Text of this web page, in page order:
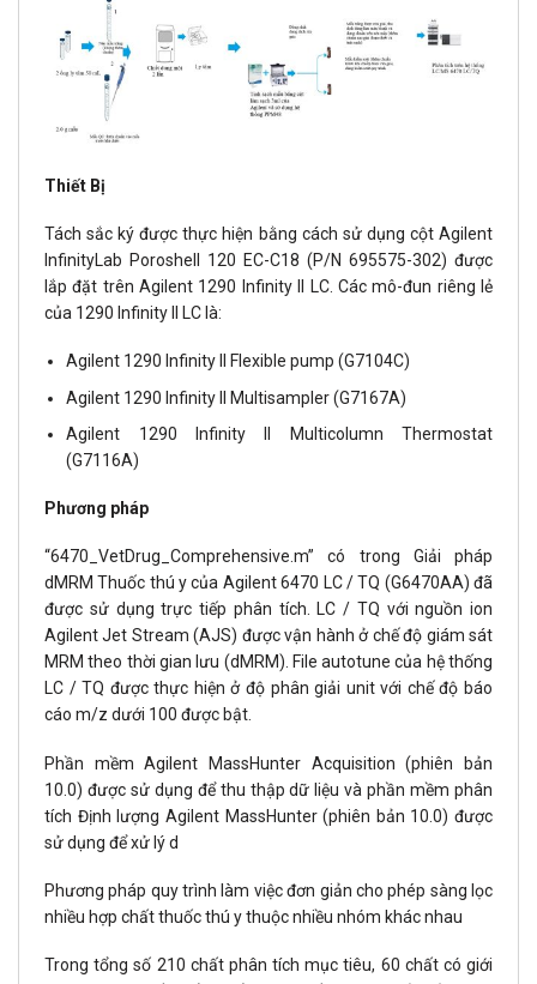
Thiết Bị
Tách sắc ký được thực hiện bằng cách sử dụng cột Agilent
InfinityLab Poroshell 120 EC-C18 (P/N 695575-302) được
lắp đặt trên Agilent 1290 Infinity II LC. Các mô-đun riêng lẻ
của 1290 Infinity II LC là:
Agilent 1290 Infinity II Flexible pump (G7104C)
Agilent 1290 Infinity II Multisampler (G7167A)
Agilent 1290 Infinity II Multicolumn Thermostat
(G7116A)
Phương pháp
“6470_VetDrug_Comprehensive.m” có trong Giải pháp
dMRM Thuốc thú y của Agilent 6470 LC / TQ (G6470AA) đã
được sử dụng trực tiếp phân tích. LC / TQ với nguồn ion
Agilent Jet Stream (AJS) được vận hành ở chế độ giám sát
MRM theo thời gian lưu (dMRM). File autotune của hệ thống
LC / TQ được thực hiện ở độ phân giải unit với chế độ báo
cáo m/z dưới 100 được bật.
Phần mềm Agilent MassHunter Acquisition (phiên bản
10.0) được sử dụng để thu thập dữ liệu và phần mềm phân
tích Định lượng Agilent MassHunter (phiên bản 10.0) được
sử dụng để xử lý d
Phương pháp quy trình làm việc đơn giản cho phép sàng lọc
nhiều hợp chất thuốc thú y thuộc nhiều nhóm khác nhau
Trong tổng số 210 chất phân tích mục tiêu, 60 chất có giới